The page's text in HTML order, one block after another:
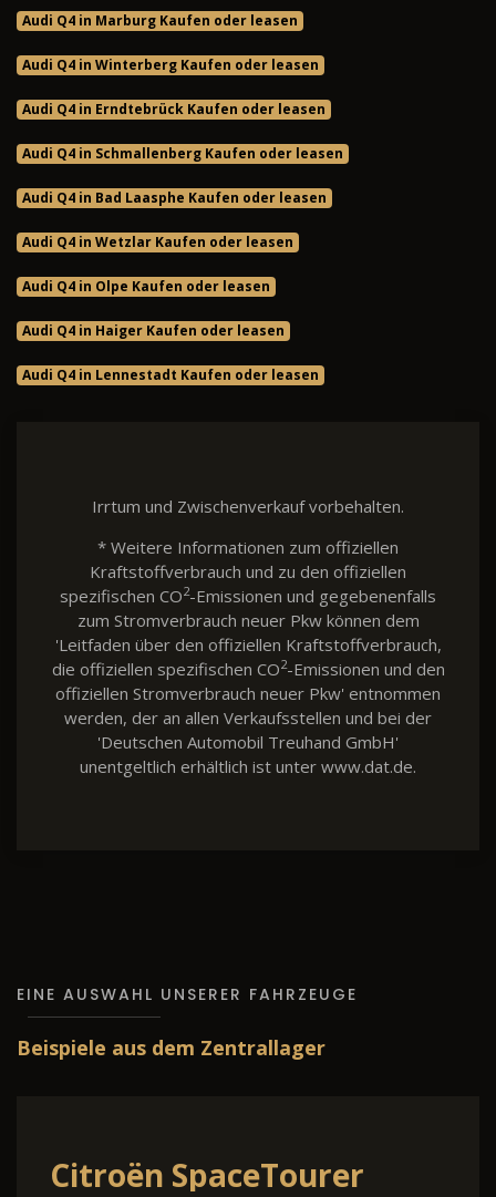
Audi Q4 in Marburg Kaufen oder leasen
Audi Q4 in Winterberg Kaufen oder leasen
Audi Q4 in Erndtebrück Kaufen oder leasen
Audi Q4 in Schmallenberg Kaufen oder leasen
Audi Q4 in Bad Laasphe Kaufen oder leasen
Audi Q4 in Wetzlar Kaufen oder leasen
Audi Q4 in Olpe Kaufen oder leasen
Audi Q4 in Haiger Kaufen oder leasen
Audi Q4 in Lennestadt Kaufen oder leasen
Irrtum und Zwischenverkauf vorbehalten.
* Weitere Informationen zum offiziellen
Kraftstoffverbrauch und zu den offiziellen
spezifischen CO2-Emissionen und gegebenenfalls
zum Stromverbrauch neuer Pkw können dem
'Leitfaden über den offiziellen Kraftstoffverbrauch,
die offiziellen spezifischen CO2-Emissionen und den
offiziellen Stromverbrauch neuer Pkw' entnommen
werden, der an allen Verkaufsstellen und bei der
'Deutschen Automobil Treuhand GmbH'
unentgeltlich erhältlich ist unter www.dat.de.
EINE AUSWAHL UNSERER FAHRZEUGE
Beispiele aus dem Zentrallager
SpaceTourer